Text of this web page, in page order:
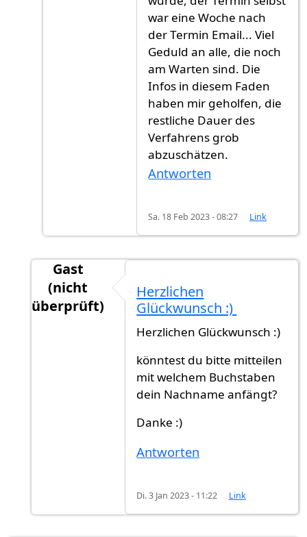
war eine Woche nach
der Termin Email... Viel
Geduld an alle, die noch
am Warten sind. Die
Infos in diesem Faden
haben mir geholfen, die
restliche Dauer des
Verfahrens grob
abzuschätzen.
Antworten
Sa. 18 Feb 2023 - 08:27 Link
Gast
(nicht
überprüft)
Herzlichen
Glückwunsch :)
Herzlichen Glückwunsch :)
könntest du bitte mitteilen
mit welchem Buchstaben
dein Nachname anfängt?
Danke :)
Antworten
Di. 3 Jan 2023 - 11:22 Link